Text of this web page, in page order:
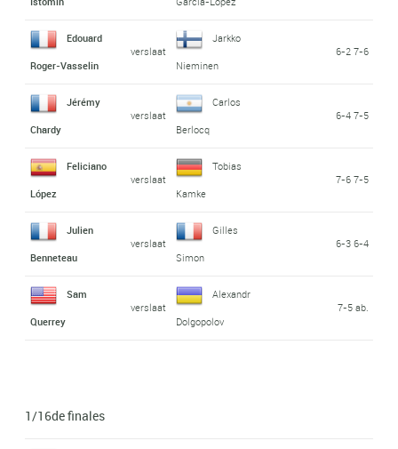
Edouard
Roger-Vasselin
verslaat
Jarkko
Nieminen
6-2 7-6
Jérémy
Chardy
verslaat
Carlos
Berlocq
6-4 7-5
Feliciano
López
verslaat
Tobias
Kamke
7-6 7-5
Julien
Benneteau
verslaat
Gilles
Simon
6-3 6-4
Sam
Querrey
verslaat
Alexandr
Dolgopolov
7-5 ab.
1/16de finales